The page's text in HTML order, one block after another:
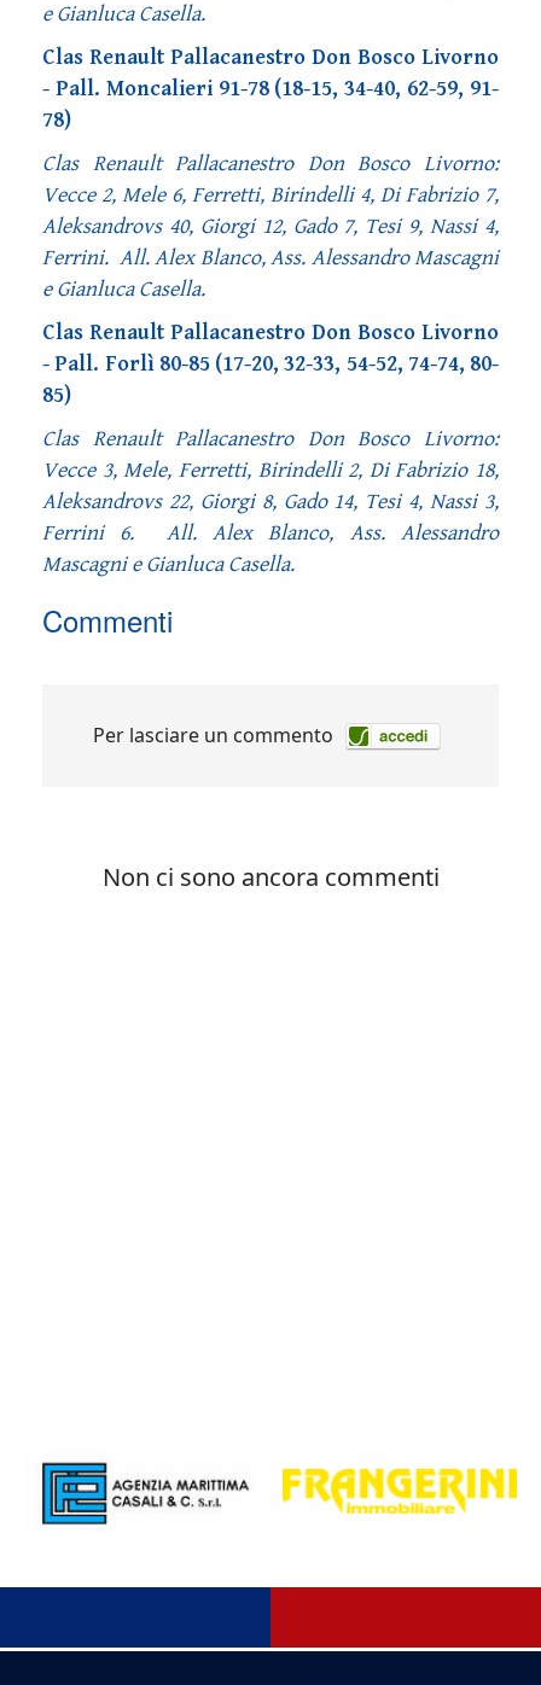
e Gianluca Casella.
Clas Renault Pallacanestro Don Bosco Livorno
- Pall. Moncalieri 91-78 (18-15, 34-40, 62-59, 91-
78)
Clas Renault Pallacanestro Don Bosco Livorno:
Vecce 2, Mele 6, Ferretti, Birindelli 4, Di Fabrizio 7,
Aleksandrovs 40, Giorgi 12, Gado 7, Tesi 9, Nassi 4,
Ferrini. All. Alex Blanco, Ass. Alessandro Mascagni
e Gianluca Casella.
Clas Renault Pallacanestro Don Bosco Livorno
- Pall. Forlì 80-85 (17-20, 32-33, 54-52, 74-74, 80-
85)
Clas Renault Pallacanestro Don Bosco Livorno:
Vecce 3, Mele, Ferretti, Birindelli 2, Di Fabrizio 18,
Aleksandrovs 22, Giorgi 8, Gado 14, Tesi 4, Nassi 3,
Ferrini 6. All. Alex Blanco, Ass. Alessandro
Mascagni e Gianluca Casella.
Commenti